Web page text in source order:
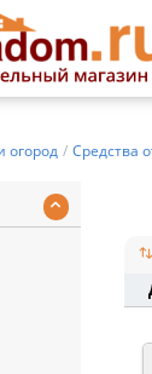
огород / Средства